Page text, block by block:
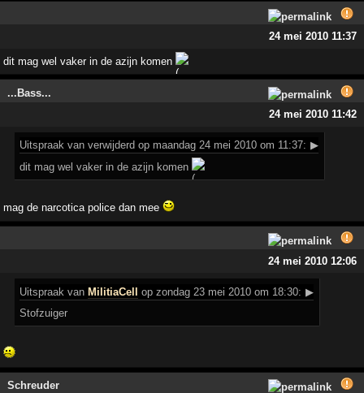
24 mei 2010 11:37
dit mag wel vaker in de azijn komen
...Bass...
24 mei 2010 11:42
Uitspraak van verwijderd op maandag 24 mei 2010 om 11:37: ▶
dit mag wel vaker in de azijn komen
mag de narcotica police dan mee
24 mei 2010 12:06
Uitspraak vanMilitiaCell op zondag 23 mei 2010 om 18:30: ▶
Stofzuiger
Schreuder